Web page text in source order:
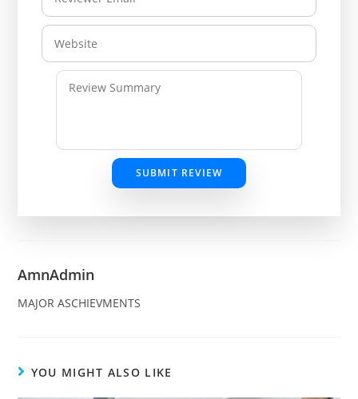
SUBMIT REVIEW
AmnAdmin
MAJOR ASCHIEVMENTS
YOU MIGHT ALSO LIKE